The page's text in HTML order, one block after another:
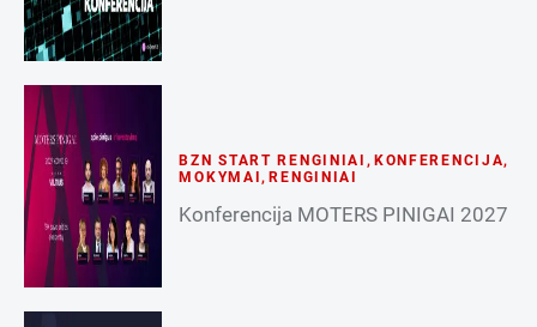
BZN START RENGINIAI , KONFERENCIJA,
MOKYMAI, RENGINIAI
Konferencija MOTERS PINIGAI 2027